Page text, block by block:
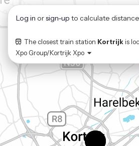
Log in orsign-up to calculate
The closest train station Kortrijkis
Xpo Group/Kortrijk Xpo